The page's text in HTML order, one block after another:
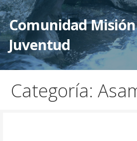
Saltar
al
contenido
Comunidad Misión
Juventud
Categoría: